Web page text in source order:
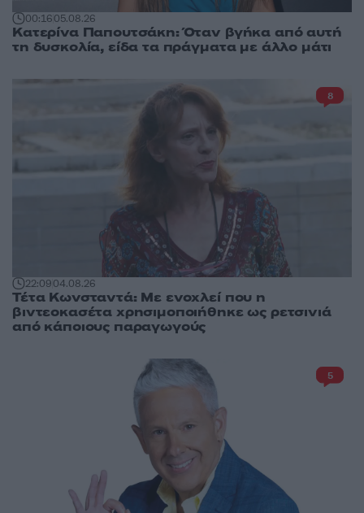
00:1605.08.26
Κατερίνα Παπουτσάκη: Όταν βγήκα από αυτή
τη δυσκολία, είδα τα πράγματα με άλλο μάτι
22:0904.08.26
Τέτα Κωνσταντά: Με ενοχλεί που η
βιντεοκασέτα χρησιμοποιήθηκε ως ρετσινιά
από κάποιους παραγωγούς
8
5